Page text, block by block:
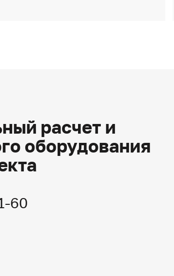
расчет и
оборудования
60